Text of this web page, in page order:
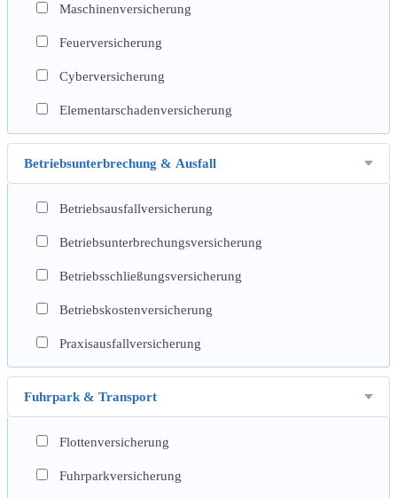
Maschinenversicherung
Feuerversicherung
Cyberversicherung
Elementarschadenversicherung
Betriebsunterbrechung & Ausfall
Betriebsausfallversicherung
Betriebsunterbrechungsversicherung
Betriebsschließungsversicherung
Betriebskostenversicherung
Praxisausfallversicherung
Fuhrpark & Transport
Flottenversicherung
Fuhrparkversicherung